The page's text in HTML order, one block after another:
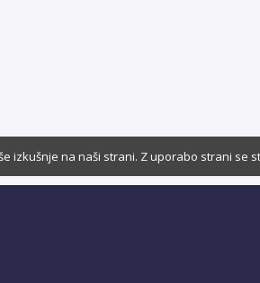
izkušnje na naši strani. Z uporabo strani se